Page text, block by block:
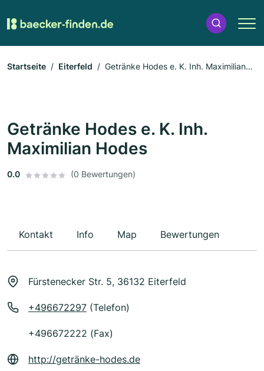
Startseite Eiterfeld
Getränke Hodes e. K. Inh. Maximilian
Getränke Hodes e. K. Inh.
Maximilian Hodes
0.0 (0 Bewertungen)
Kontakt Info Map Bewertungen
Fürstenecker Str. 5, 36132 Eiterfeld
+496672297 (Telefon)
+496672222 (Fax)
http://getränke-hodes.de